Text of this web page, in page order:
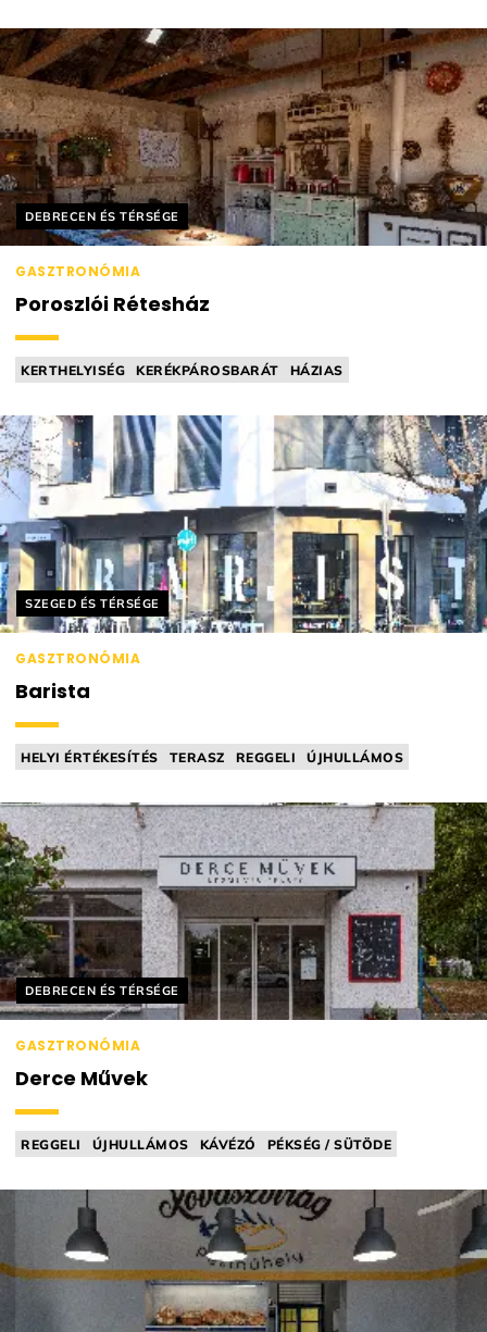
Helyszín címkék:
DEBRECEN ÉS TÉRSÉGE
GASZTRONÓMIA
Poroszlói Rétesház
KERTHELYISÉG KERÉKPÁROSBARÁT
HÁZIAS
Helyszín címkék:
SZEGED ÉS TÉRSÉGE
GASZTRONÓMIA
Barista
HELYI ÉRTÉKESÍTÉS TERASZ REGGELI
ÚJHULLÁMOS
Helyszín címkék:
DEBRECEN ÉS TÉRSÉGE
GASZTRONÓMIA
Derce Művek
REGGELI ÚJHULLÁMOS KÁVÉZÓ
PÉKSÉG / SÜTÖDE